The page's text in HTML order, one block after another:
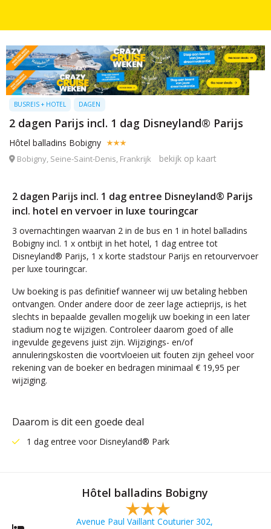
BUSREIS + HOTEL DAGEN
2 dagen Parijs incl. 1 dag Disneyland® Parijs
Hôtel balladins Bobigny
Bobigny, Seine-Saint-Denis, Frankrijk bekijk op kaart
2 dagen Parijs incl. 1 dag entree Disneyland® Parijs
incl. hotel en vervoer in luxe touringcar
3 overnachtingen waarvan 2 in de bus en 1 in hotel balladins
Bobigny incl. 1 x ontbijt in het hotel, 1 dag entree tot
Disneyland® Parijs, 1 x korte stadstour Parijs en retourvervoer
per luxe touringcar.
Uw boeking is pas definitief wanneer wij uw betaling hebben
ontvangen. Onder andere door de zeer lage actieprijs, is het
slechts in bepaalde gevallen mogelijk uw boeking in een later
stadium nog te wijzigen. Controleer daarom goed of alle
ingevulde gegevens juist zijn. Wijzigings- en/of
annuleringskosten die voortvloeien uit fouten zijn geheel voor
rekening van de boeker en bedragen minimaal € 19,95 per
wijziging.
Daarom is dit een goede deal
1 dag entree voor Disneyland® Park
Hôtel balladins Bobigny
Avenue Paul Vaillant Couturier 302,